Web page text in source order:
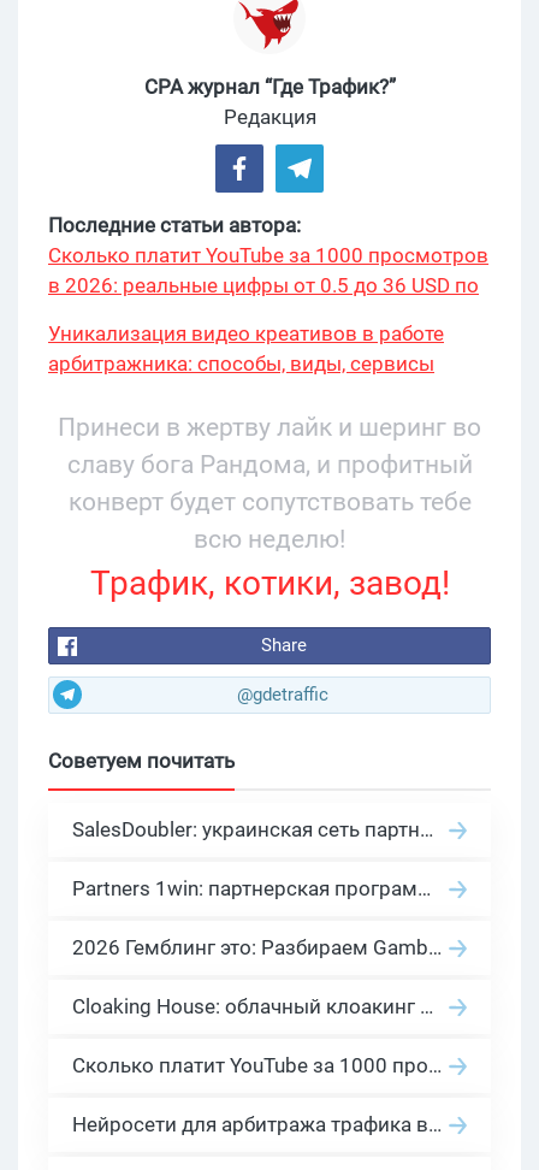
CPA журнал “Где Трафик?”
Редакция
Последние статьи автора:
Сколько платит YouTube за 1000 просмотров
в 2026: реальные цифры от 0.5 до 36 USD по
Уникализация видео креативов в работе
арбитражника: способы, виды, сервисы
Принеси в жертву лайк и шеринг во
славу бога Рандома, и профитный
конверт будет сопутствовать тебе
всю неделю!
Трафик, котики, завод!
Share
@gdetraffic
Советуем почитать
SalesDoubler: украинская сеть партнерских программ с оплатой за действие
Partners 1win: партнерская программа казино в нише гемблинг арбитраж
2026 Гемблинг это: Разбираем Gambling вертикаль, и все что связано с гемблинг и беттинг офферами
Cloaking House: облачный клоакинг для фильтрации ботов FB и Google Ads — гайд PHP-интеграции 2026
Сколько платит YouTube за 1000 просмотров в 2026: реальные цифры от 0.5 до 36 USD по ГЕО
Нейросети для арбитража трафика в 2026: инструменты, кейсы и AI-медиабайеры